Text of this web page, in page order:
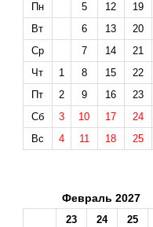
Пн
5 12
19
Вт
6 13
20
Ср
7 14
21
Чт
1 8 15
22
Пт
2 9 16
23
Сб
3 10 17
24
Вс
4 11 18 25
Февраль 2027
23 24
25